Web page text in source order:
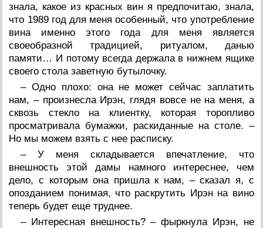
знала, какое из красных вин я предпочитаю, знала,
что 1989 год для меня особенный, что употребление
вина именно этого года для меня является
своеобразной традицией, ритуалом, данью
памяти… И потому всегда держала в нижнем ящике
своего стола заветную бутылочку.
– Одно плохо: она не может сейчас заплатить
нам, – произнесла Ирэн, глядя вовсе не на меня, а
сквозь стекло на клиентку, которая торопливо
просматривала бумажки, раскиданные на столе. –
Но мы можем взять с нее расписку.
– У меня складывается впечатление, что
внешность этой дамы намного интереснее, чем
дело, с которым она пришла к нам, – сказал я, с
опозданием понимая, что раскрутить Ирэн на вино
теперь будет еще труднее.
– Интересная внешность? – фыркнула Ирэн, не